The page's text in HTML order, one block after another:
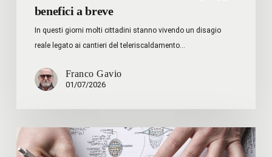
benefici a breve
In questi giorni molti cittadini stanno vivendo un disagio
reale legato ai cantieri del teleriscaldamento…
Franco Gavio
01/07/2026
FONDAZIONE
MANI